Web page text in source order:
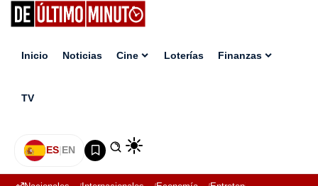
Inicio Noticias Cine Loterías Finanzas
TV
ES|EN